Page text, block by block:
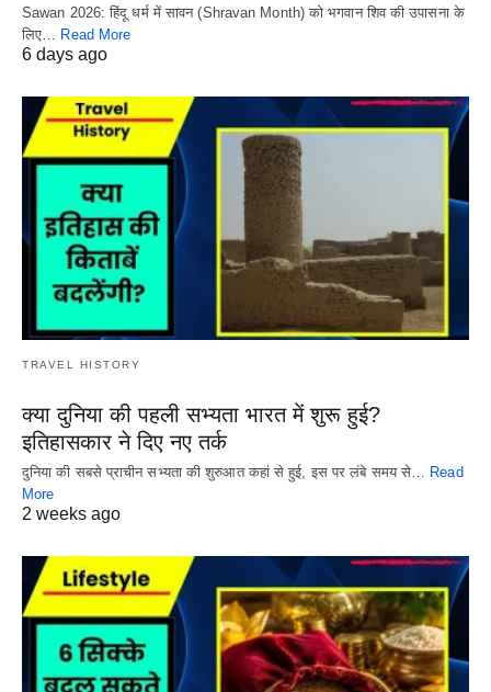
Sawan 2026: हिंदू धर्म में सावन (Shravan Month) को भगवान शिव की उपासना के
लिए… Read More
6 days ago
TRAVEL HISTORY
क्या दुनिया की पहली सभ्यता भारत में शुरू हुई?
इतिहासकार ने दिए नए तर्क
दुनिया की सबसे प्राचीन सभ्यता की शुरुआत कहां से हुई, इस पर लंबे समय से…
Read
More
2 weeks ago